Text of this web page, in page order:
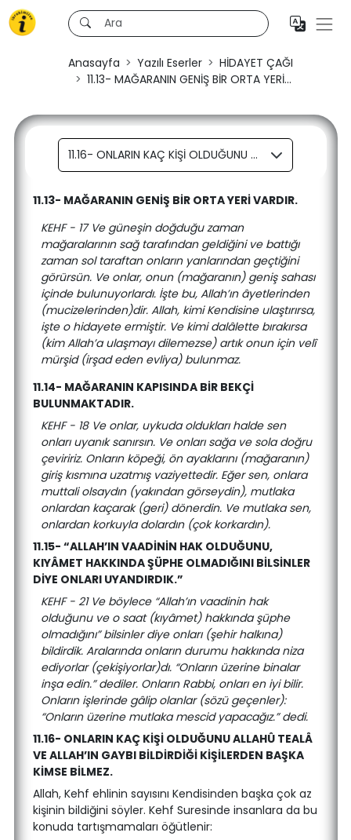
Anasayfa Yazılı Eserler
HİDAYET ÇAĞI
11.13- MAĞARANIN GENİŞ BİR ORTA YERİ...
11.16- ONLARIN KAÇ KİŞİ OLDUĞUNU ALLAHÛ TEALÂ VE ALLAH’IN GAYBI BİLDİRDİĞİ KİŞİLERDEN BAŞKA KİMSE BİLMEZ.
11.13- MAĞARANIN GENİŞ BİR ORTA YERİ VARDIR.
KEHF - 17 Ve güneşin doğduğu zaman
mağaralarının sağ tarafından geldiğini ve battığı
zaman sol taraftan onların yanlarından geçtiğini
görürsün. Ve onlar, onun (mağaranın) geniş sahası
içinde bulunuyorlardı. İşte bu, Allah’ın âyetlerinden
(mucizelerinden)dir. Allah, kimi Kendisine ulaştırırsa,
işte o hidayete ermiştir. Ve kimi dalâlette bırakırsa
(kim Allah’a ulaşmayı dilemezse) artık onun için velî
mürşid (irşad eden evliya) bulunmaz.
11.14- MAĞARANIN KAPISINDA BİR BEKÇİ
BULUNMAKTADIR.
KEHF - 18 Ve onlar, uykuda oldukları halde sen
onları uyanık sanırsın. Ve onları sağa ve sola doğru
çeviririz. Onların köpeği, ön ayaklarını (mağaranın)
giriş kısmına uzatmış vaziyettedir. Eğer sen, onlara
muttali olsaydın (yakından görseydin), mutlaka
onlardan kaçarak (geri) dönerdin. Ve mutlaka sen,
onlardan korkuyla dolardın (çok korkardın).
11.15- “ALLAH’IN VAADİNİN HAK OLDUĞUNU,
KIYÂMET HAKKINDA ŞÜPHE OLMADIĞINI BİLSİNLER
DİYE ONLARI UYANDIRDIK.”
KEHF - 21 Ve böylece “Allah’ın vaadinin hak
olduğunu ve o saat (kıyâmet) hakkında şüphe
olmadığını” bilsinler diye onları (şehir halkına)
bildirdik. Aralarında onların durumu hakkında niza
ediyorlar (çekişiyorlar)dı. “Onların üzerine binalar
inşa edin.” dediler. Onların Rabbi, onları en iyi bilir.
Onların işlerinde gâlip olanlar (sözü geçenler):
“Onların üzerine mutlaka mescid yapacağız.” dedi.
11.16- ONLARIN KAÇ KİŞİ OLDUĞUNU ALLAHÛ TEALÂ
VE ALLAH’IN GAYBI BİLDİRDİĞİ KİŞİLERDEN BAŞKA
KİMSE BİLMEZ.
Allah, Kehf ehlinin sayısını Kendisinden başka çok az
kişinin bildiğini söyler. Kehf Suresinde insanlara da bu
konuda tartışmamaları öğütlenir: